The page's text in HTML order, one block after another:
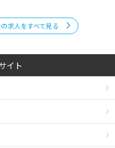
求人をすべて見る
イト